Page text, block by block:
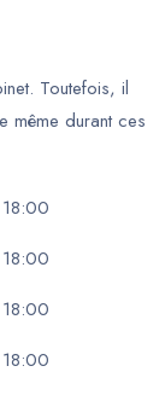
Toutefois, il
même durant ces